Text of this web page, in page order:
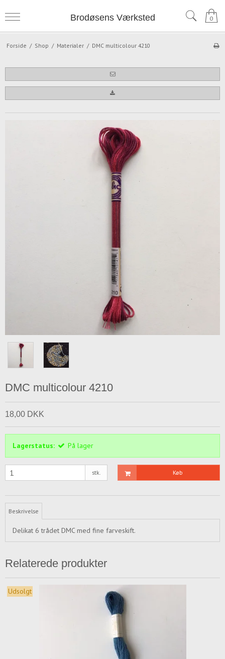
Brodøsens Værksted 0
Forside / Shop / Materialer / DMC multicolour 4210
DMC multicolour 4210
18,00 DKK
Lagerstatus: På lager
stk. Køb
Beskrivelse
Delikat 6 trådet DMC med fine farveskift.
Relaterede produkter
Udsolgt